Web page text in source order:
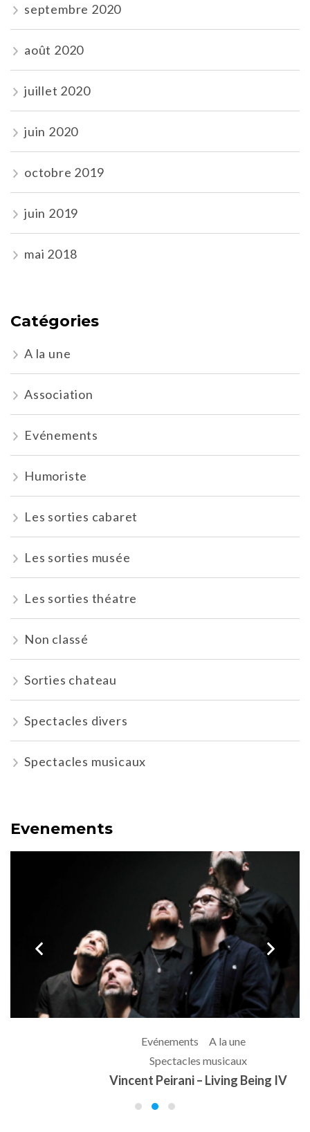
septembre 2020
août 2020
juillet 2020
juin 2020
octobre 2019
juin 2019
mai 2018
Catégories
A la une
Association
Evénements
Humoriste
Les sorties cabaret
Les sorties musée
Les sorties théatre
Non classé
Sorties chateau
Spectacles divers
Spectacles musicaux
Evenements
A la une
Evénements
Spectacles musicaux
Vincent Peirani – Living Being IV
next